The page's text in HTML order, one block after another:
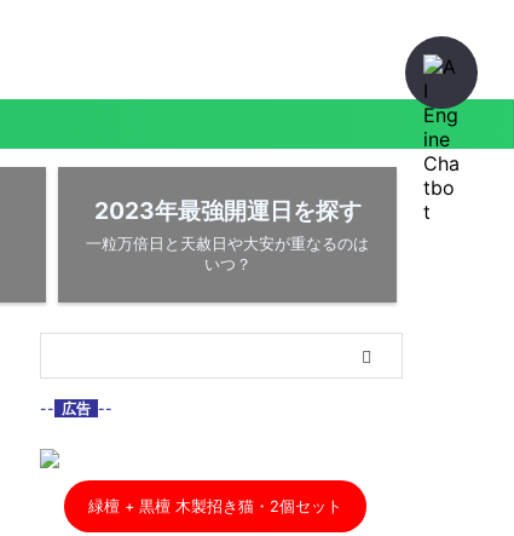
2023年最強開運日を探す
一粒万倍日と天赦日や大安が重なるのは
いつ？
-- 広告 --
緑檀 + 黒檀 木製招き猫・2個セット